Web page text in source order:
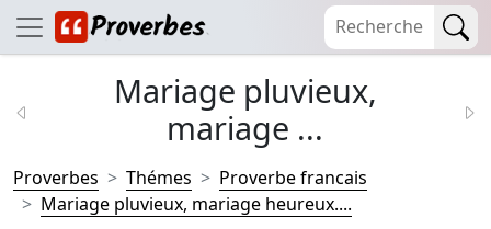
Mariage pluvieux,
mariage ...
Proverbes Thémes
Proverbe francais
Mariage pluvieux, mariage heureux....